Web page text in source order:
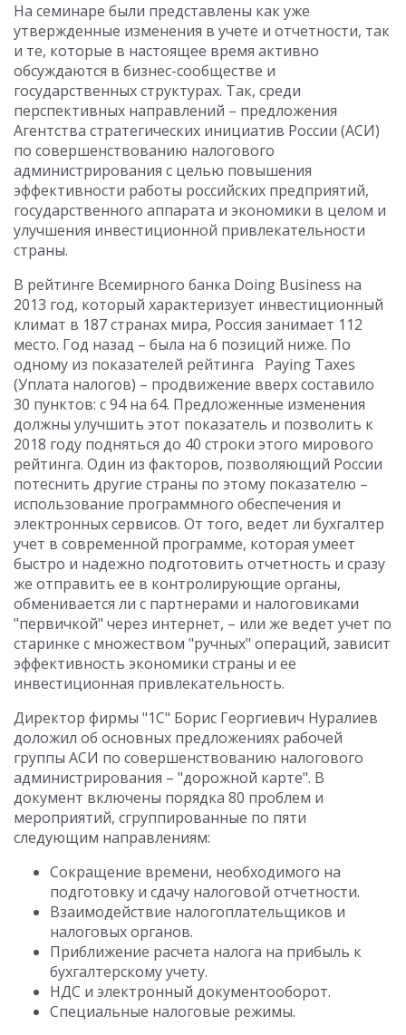
На семинаре были представлены как уже
утвержденные изменения в учете и отчетности, так
и те, которые в настоящее время активно
обсуждаются в бизнес-сообществе и
государственных структурах. Так, среди
перспективных направлений – предложения
Агентства стратегических инициатив России (АСИ)
по совершенствованию налогового
администрирования с целью повышения
эффективности работы российских предприятий,
государственного аппарата и экономики в целом и
улучшения инвестиционной привлекательности
страны.
В рейтинге Всемирного банка Doing Business на
2013 год, который характеризует инвестиционный
климат в 187 странах мира, Россия занимает 112
место. Год назад – была на 6 позиций ниже. По
одному из показателей рейтинга Paying Taxes
(Уплата налогов) – продвижение вверх составило
30 пунктов: с 94 на 64. Предложенные изменения
должны улучшить этот показатель и позволить к
2018 году подняться до 40 строки этого мирового
рейтинга. Один из факторов, позволяющий России
потеснить другие страны по этому показателю –
использование программного обеспечения и
электронных сервисов. От того, ведет ли бухгалтер
учет в современной программе, которая умеет
быстро и надежно подготовить отчетность и сразу
же отправить ее в контролирующие органы,
обменивается ли с партнерами и налоговиками
"первичкой" через интернет, – или же ведет учет по
старинке с множеством "ручных" операций, зависит
эффективность экономики страны и ее
инвестиционная привлекательность.
Директор фирмы "1С" Борис Георгиевич Нуралиев
доложил об основных предложениях рабочей
группы АСИ по совершенствованию налогового
администрирования – "дорожной карте". В
документ включены порядка 80 проблем и
мероприятий, сгруппированные по пяти
следующим направлениям:
Сокращение времени, необходимого на
подготовку и сдачу налоговой отчетности.
Взаимодействие налогоплательщиков и
налоговых органов.
Приближение расчета налога на прибыль к
бухгалтерскому учету.
НДС и электронный документооборот.
Специальные налоговые режимы.